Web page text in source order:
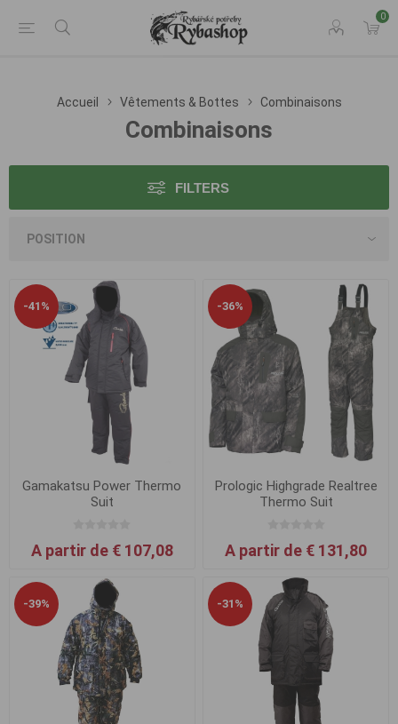
0
Accueil Vêtements & Bottes Combinaisons
Combinaisons
FILTERS
-41%
Gamakatsu Power Thermo
Suit
A partir de € 107,08
-36%
Prologic Highgrade Realtree
Thermo Suit
A partir de € 131,80
-39% -31%